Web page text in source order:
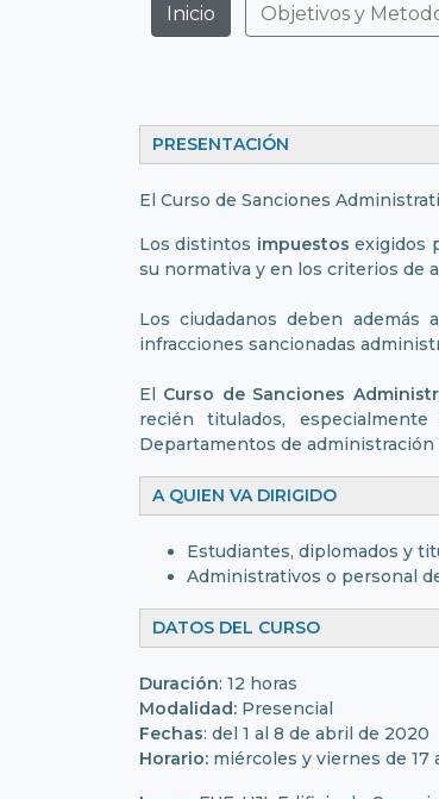
Inicio Objetivos y
El Curso de Sanciones
Los distintos impuestos exigidos
su normativa y en los criterios de
Los ciudadanos deben
infracciones sancionadas
El Curso de Sanciones
recién titulados,
Departamentos de
A QUIEN VA
Estudiantes, diplomados y
Administrativos o personal
DATOS
Duración: 12 horas
Modalidad: Presencial
Fechas: del 1 al 8 de abril de 2020
Horario: miércoles y viernes de 17